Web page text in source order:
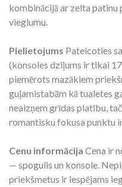
kombinācijā ar zelta
vieglumu.
Pielietojums Pateicoties
(konsoles dziļums ir tikai
piemērots mazākiem
guļamistabām kā tualetes
neaizņem grīdas platību,
romantisku fokusa punktu
Cenu informācija Cena ir
— spogulis un konsole.
priekšmetus ir iespējams